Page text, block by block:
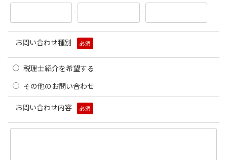
- -
お問い合わせ種別 必須
税理士紹介を希望する
その他のお問い合わせ
お問い合わせ内容 必須